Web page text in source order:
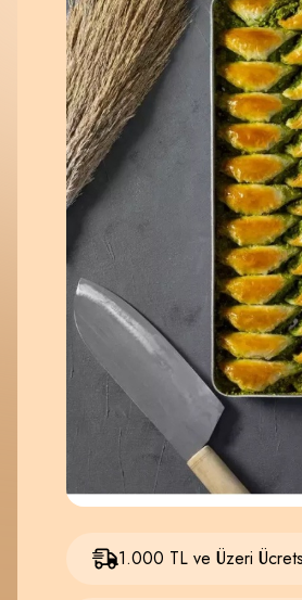
1.000 TL ve Üzeri